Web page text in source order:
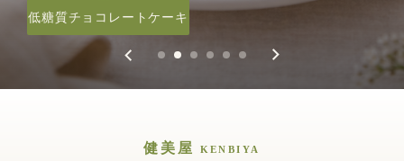
健美屋パウンド
低糖質チョコレートケーキ
低糖質クラウドブレッド
低糖質アイスクリーム
健美パン
低糖質ケーキ
健美屋 KENBIYA